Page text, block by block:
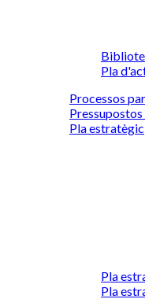
Pla
Processos
Pla estratègic
Pla
Pla